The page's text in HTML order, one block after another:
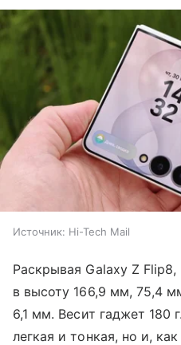
Источник: Hi-Tech Mail
Раскрывая Galaxy Z
в высоту 166,9 мм, 75,4
6,1 мм. Весит гаджет 180
легкая и тонкая, но и,